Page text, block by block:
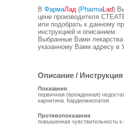
В ФармаЛад (PharmaLad)
цене производителя
или подобрать к данному
инструкцией и описанием.
Выбранные Вами
указанному Вами адресу в
Описание / Инструкция
Показания
первичная (врожденная)
карнитина. Кардиомиопатия.
Противопоказания
повышенная чувствительность к